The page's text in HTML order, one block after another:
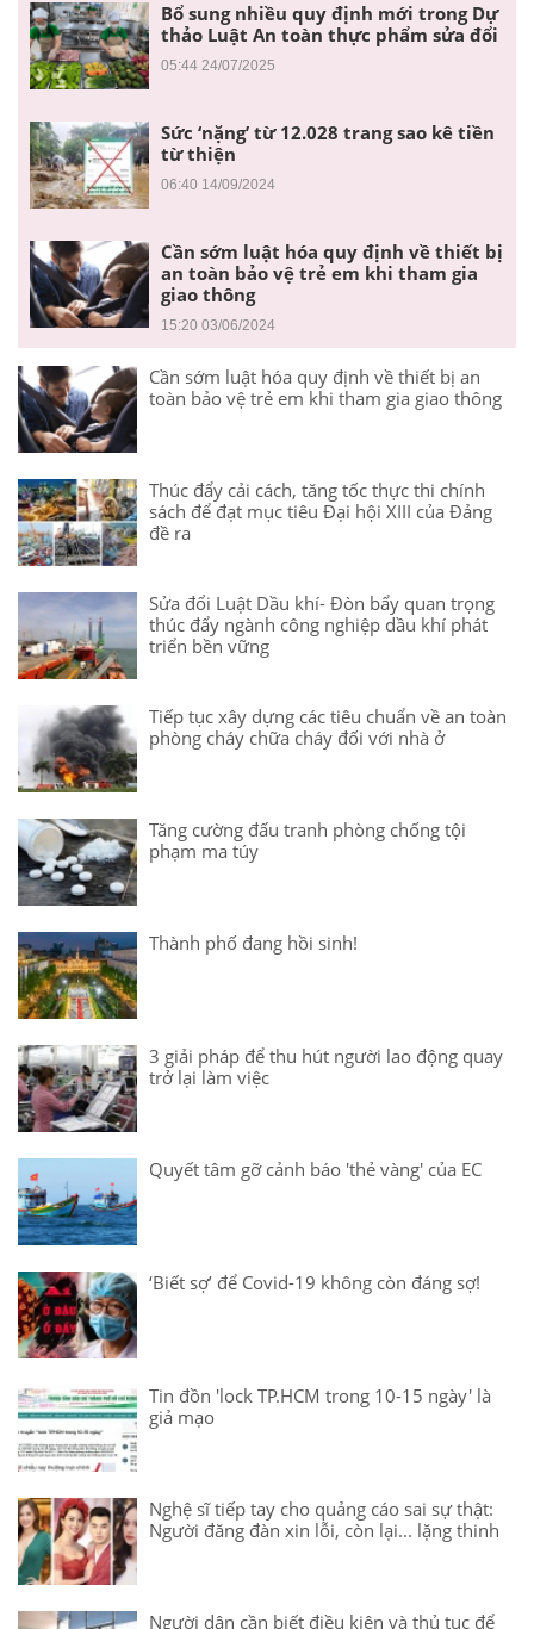
Bổ sung nhiều quy định mới trong Dự
thảo Luật An toàn thực phẩm sửa đổi
05:44 24/07/2025
Sức ‘nặng’ từ 12.028 trang sao kê tiền
từ thiện
06:40 14/09/2024
Cần sớm luật hóa quy định về thiết bị
an toàn bảo vệ trẻ em khi tham gia
giao thông
15:20 03/06/2024
Cần sớm luật hóa quy định về thiết bị an
toàn bảo vệ trẻ em khi tham gia giao thông
Thúc đẩy cải cách, tăng tốc thực thi chính
sách để đạt mục tiêu Đại hội XIII của Đảng
đề ra
Sửa đổi Luật Dầu khí- Đòn bẩy quan trọng
thúc đẩy ngành công nghiệp dầu khí phát
triển bền vững
Tiếp tục xây dựng các tiêu chuẩn về an toàn
phòng cháy chữa cháy đối với nhà ở
Tăng cường đấu tranh phòng chống tội
phạm ma túy
Thành phố đang hồi sinh!
3 giải pháp để thu hút người lao động quay
trở lại làm việc
Quyết tâm gỡ cảnh báo 'thẻ vàng' của EC
‘Biết sợ’ để Covid-19 không còn đáng sợ!
Tin đồn 'lock TP.HCM trong 10-15 ngày' là
giả mạo
Nghệ sĩ tiếp tay cho quảng cáo sai sự thật:
Người đăng đàn xin lỗi, còn lại... lặng thinh
Người dân cần biết điều kiện và thủ tục để